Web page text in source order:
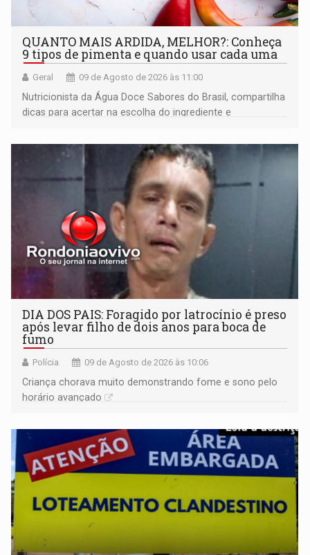
QUANTO MAIS ARDIDA, MELHOR?: Conheça
9 tipos de pimenta e quando usar cada uma
Geral 09 de Agosto de 2026 às 11:00
Nutricionista da Água Doce Sabores do Brasil, compartilha
dicas para acertar na escolha do ingrediente e
DIA DOS PAIS: Foragido por latrocínio é preso
após levar filho de dois anos para boca de
fumo
Polícia 09 de Agosto de 2026 às 10:06
Criança chorava muito demonstrando fome e sono pelo
horário avançado